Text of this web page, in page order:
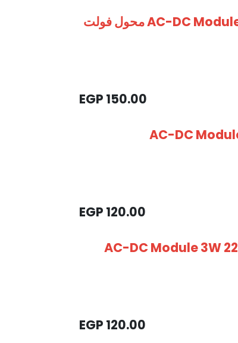
AC-DC Module 5W 220Vac to 5Vdc (HLK-5M05B) محول فولت
150.00
AC-DC
120.00
AC-DC Module 3W
120.00